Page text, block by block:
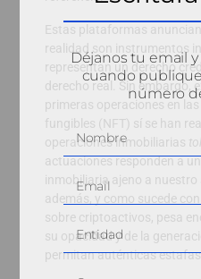
Estas plataformas
realidad son instrumentos
representan un derecho
derecho real. Sin embargo,
primeras operaciones en las
fungibles (NFT) sí se han
operaciones inmobiliarias
actuaciones responden a
inmobiliaria ajeno a
además, y como sucede
sobre criptoactivos, pesa
su opacidad y de la
permitan auténticas
Déjanos tu email
cuando
número